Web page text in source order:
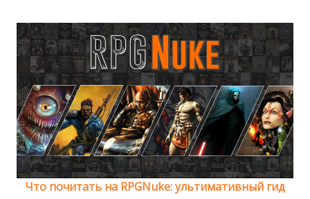
Что почитать на RPGNuke: ультимативный гид